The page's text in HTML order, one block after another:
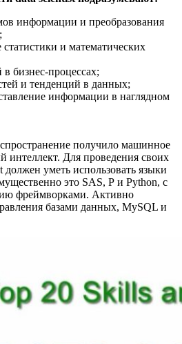
информации и преобразования
и математических
бизнес-процессах;
и тенденций в данных;
информации в наглядном
получило машинное
интеллект. Для проведения своих
должен уметь использовать языки
это SAS, Р и Python, с
фреймворками. Активно
базами данных, MySQL и